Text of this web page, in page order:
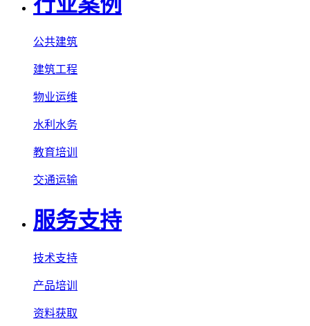
公共建筑
建筑工程
物业运维
水利水务
教育培训
交通运输
服务支持
技术支持
产品培训
资料获取